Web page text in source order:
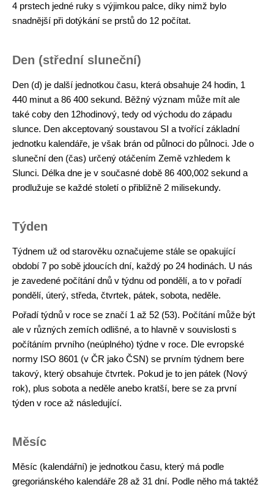
4 prstech jedné ruky s výjimkou palce, díky nimž bylo
snadnější při dotýkání se prstů do 12 počítat.
Den (střední sluneční)
Den (d) je další jednotkou času, která obsahuje 24 hodin, 1
440 minut a 86 400 sekund. Běžný význam může mít ale
také coby den 12hodinový, tedy od východu do západu
slunce. Den akceptovaný soustavou SI a tvořící základní
jednotku kalendáře, je však brán od půlnoci do půlnoci. Jde o
sluneční den (čas) určený otáčením Země vzhledem k
Slunci. Délka dne je v současné době 86 400,002 sekund a
prodlužuje se každé století o přibližně 2 milisekundy.
Týden
Týdnem už od starověku označujeme stále se opakující
období 7 po sobě jdoucích dní, každý po 24 hodinách. U nás
je zavedené počítání dnů v týdnu od pondělí, a to v pořadí
pondělí, úterý, středa, čtvrtek, pátek, sobota, neděle.
Pořadí týdnů v roce se značí 1 až 52 (53). Počítání může být
ale v různých zemích odlišné, a to hlavně v souvislosti s
počítáním prvního (neúplného) týdne v roce. Dle evropské
normy ISO 8601 (v ČR jako ČSN) se prvním týdnem bere
takový, který obsahuje čtvrtek. Pokud je to jen pátek (Nový
rok), plus sobota a neděle anebo kratší, bere se za první
týden v roce až následující.
Měsíc
Měsíc (kalendářní) je jednotkou času, který má podle
gregoriánského kalendáře 28 až 31 dní. Podle něho má taktéž